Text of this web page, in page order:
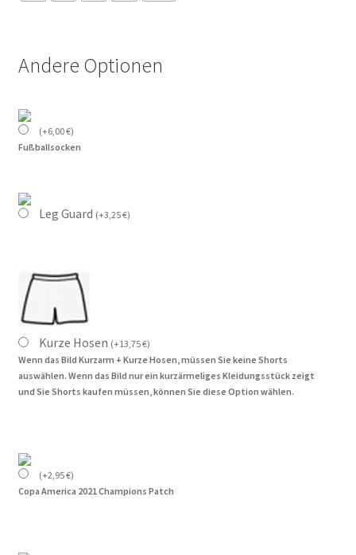
Andere Optionen
(+6,00€)
Fußballsocken
Leg Guard (+3,25€)
Kurze Hosen (+13,75€)
Wenn das Bild Kurzarm + Kurze Hosen, müssen Sie keine Shorts
auswählen. Wenn das Bild nur ein kurzärmeliges Kleidungsstück zeigt
und Sie Shorts kaufen müssen, können Sie diese Option wählen.
(+2,95€)
Copa America 2021 Champions Patch